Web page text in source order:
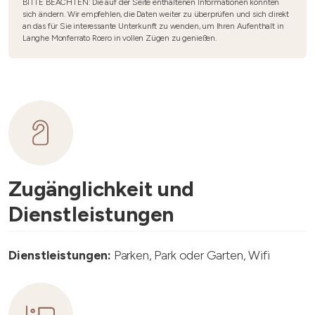
BITTE BEACHTEN: Die auf der Seite enthaltenen Informationen könnten
sich ändern. Wir empfehlen, die Daten weiter zu überprüfen und sich direkt
an das für Sie interessante Unterkunft zu wenden, um Ihren Aufenthalt in
Langhe Monferrato Roero in vollen Zügen zu genießen.
Zugänglichkeit und
Dienstleistungen
Dienstleistungen: Parken, Park oder Garten, Wifi